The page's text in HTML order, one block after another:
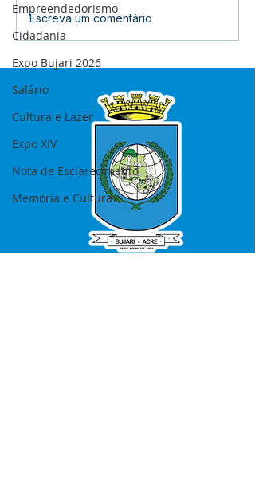
Empreendedorismo
Cidadania
Expo Bujari 2026
Salário
Cultura e Lazer
Expo XIV
Nota de Esclarecimento
Memória e Cultura
12 de junho: Feliz Dia
dos Namorados!
Escreva um comentário